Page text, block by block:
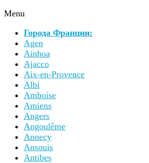
Menu
Города Франции:
Agen
Ainhoa
Ajacco
Aix-en-Provence
Albi
Amboise
Amiens
Angers
Angoulême
Annecy
Ansouis
Antibes